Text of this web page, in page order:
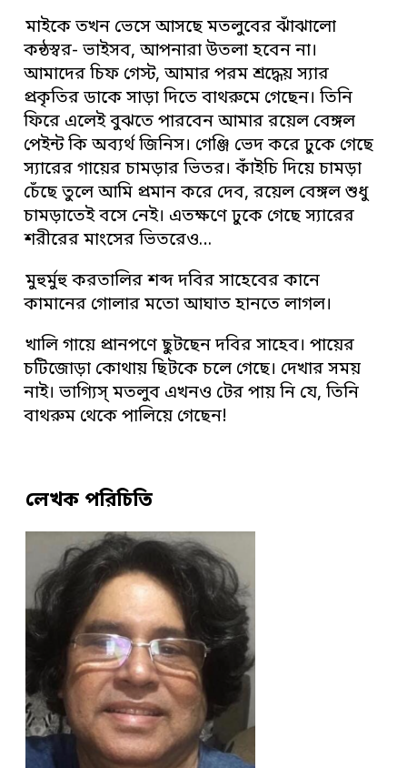
মাইকে তখন ভেসে আসছে মতলুবের ঝাঁঝালো
কন্ঠস্বর- ভাইসব, আপনারা উতলা হবেন না।
আমাদের চিফ গেস্ট, আমার পরম শ্রদ্ধেয় স্যার
প্রকৃতির ডাকে সাড়া দিতে বাথরুমে গেছেন। তিনি
ফিরে এলেই বুঝতে পারবেন আমার রয়েল বেঙ্গল
পেইন্ট কি অব্যর্থ জিনিস। গেঞ্জি ভেদ করে ঢুকে গেছে
স্যারের গায়ের চামড়ার ভিতর। কাঁইচি দিয়ে চামড়া
চেঁছে তুলে আমি প্রমান করে দেব, রয়েল বেঙ্গল শুধু
চামড়াতেই বসে নেই। এতক্ষণে ঢুকে গেছে স্যারের
শরীরের মাংসের ভিতরেও…
মুহুর্মুহু করতালির শব্দ দবির সাহেবের কানে
কামানের গোলার মতো আঘাত হানতে লাগল।
খালি গায়ে প্রানপণে ছুটছেন দবির সাহেব। পায়ের
চটিজোড়া কোথায় ছিটকে চলে গেছে। দেখার সময়
নাই। ভাগ্যিস্ মতলুব এখনও টের পায় নি যে, তিনি
বাথরুম থেকে পালিয়ে গেছেন!
লেখক পরিচিতি